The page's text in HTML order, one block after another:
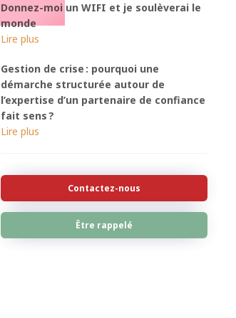
Donnez-moi un WIFI et je soulèverai le
monde
Gestion de crise : pourquoi une
démarche structurée autour de
l’expertise d’un partenaire de confiance
fait sens ?
Contactez-nous
Être rappelé